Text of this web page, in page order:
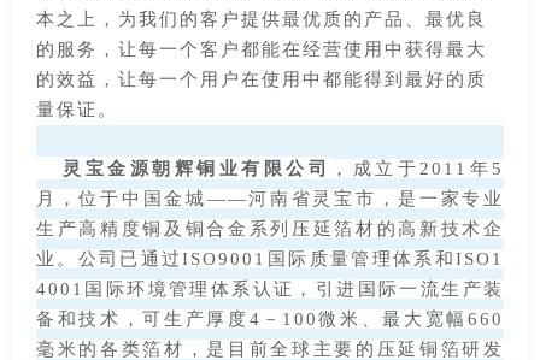
本之上，为我们的客户提供最优质的产品、最优良
的服务，让每一个客户都能在经营使用中获得最大
的效益，让每一个用户在使用中都能得到最好的质
量保证。
灵宝金源朝辉铜业有限公司
，成立于2011年5
月，位于中国金城——河南省灵宝市，是一家专业
生产高精度铜及铜合金系列压延箔材的高新技术企
业。公司已通过ISO9001国际质量管理体系和ISO1
4001国际环境管理体系认证，引进国际一流生产装
备和技术，可生产厚度4－100微米、最大宽幅660
毫米的各类箔材，是目前全球主要的压延铜箔研发